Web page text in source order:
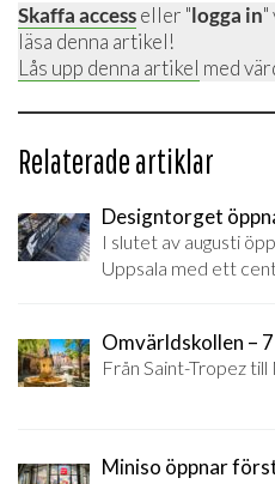
Skaffa accesseller "logga in"
läsa denna artikel!
Lås upp denna artikel med
Relaterade artiklar
Designtorget
I slutet av augusti
Uppsala med ett
Omvärldskollen –
Från Saint-Tropez till
Miniso öppnar